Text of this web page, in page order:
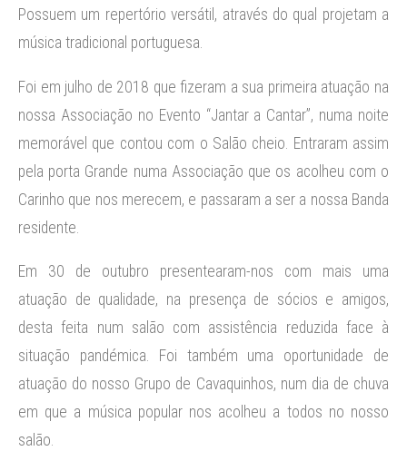
Possuem um repertório versátil, através do qual projetam a
música tradicional portuguesa.
Foi em julho de 2018 que fizeram a sua primeira atuação na
nossa Associação no Evento “Jantar a Cantar”, numa noite
memorável que contou com o Salão cheio. Entraram assim
pela porta Grande numa Associação que os acolheu com o
Carinho que nos merecem, e passaram a ser a nossa Banda
residente.
Em 30 de outubro presentearam-nos com mais uma
atuação de qualidade, na presença de sócios e amigos,
desta feita num salão com assistência reduzida face à
situação pandémica. Foi também uma oportunidade de
atuação do nosso Grupo de Cavaquinhos, num dia de chuva
em que a música popular nos acolheu a todos no nosso
salão.